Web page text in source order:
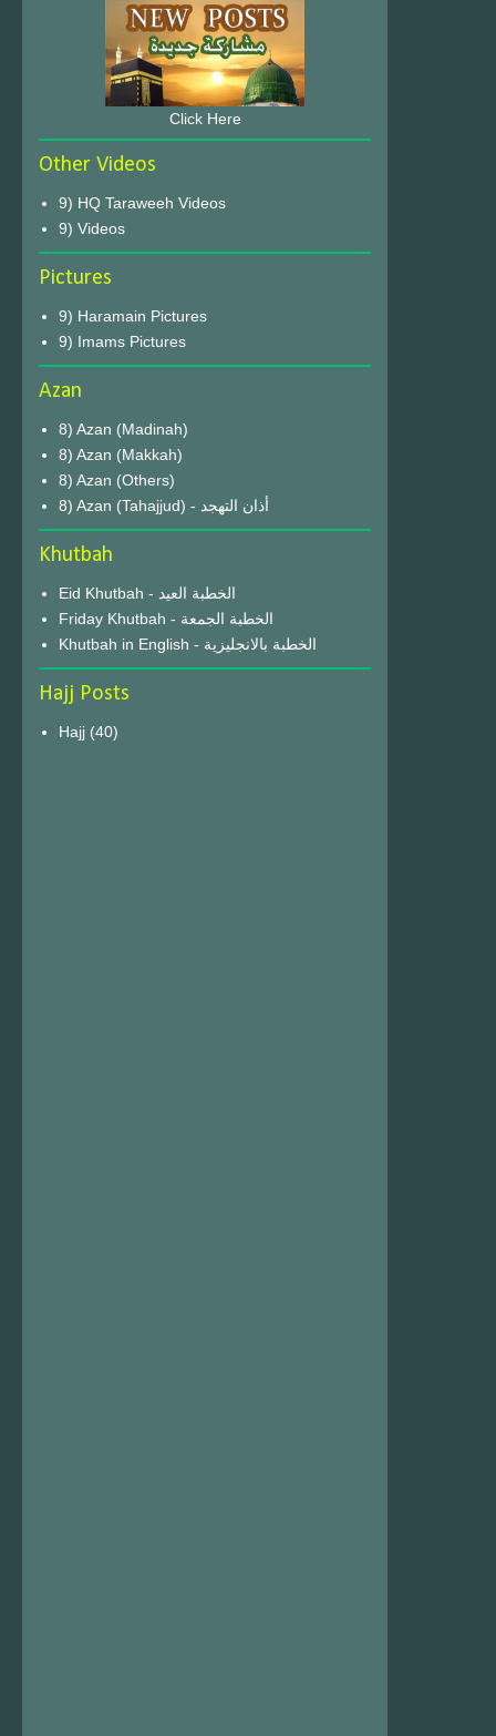
Click Here
Other Videos
9) HQ Taraweeh Videos
9) Videos
Pictures
9) Haramain Pictures
9) Imams Pictures
Azan
8) Azan (Madinah)
8) Azan (Makkah)
8) Azan (Others)
8) Azan (Tahajjud) - أذان التهجد
Khutbah
Eid Khutbah - الخطبة العيد
Friday Khutbah - الخطبة الجمعة
Khutbah in English - الخطبة بالانجليزية
Hajj Posts
Hajj (40)